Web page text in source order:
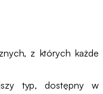
z których każde
typ, dostępny w